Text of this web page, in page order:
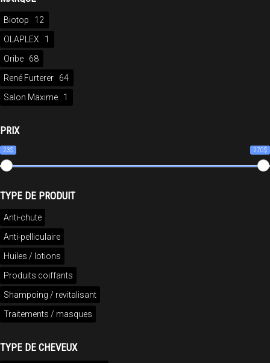
Biotop
12
OLAPLEX
1
Oribe
68
René Furterer
64
Salon Maxime
1
PRIX
23$ 270$
TYPE DE PRODUIT
Anti-chute
Anti-pelliculaire
Huiles / lotions
Produits coiffants
Shampoing / revitalisant
Traitements / masques
TYPE DE CHEVEUX